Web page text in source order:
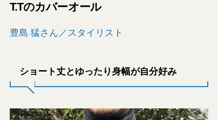
T.Tのカバーオール
豊島 猛さん／スタイリスト
ショート丈とゆったり身幅が自分好み